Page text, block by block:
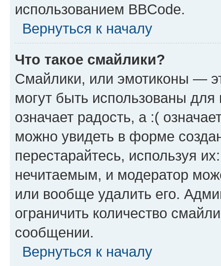
использованием BBCode.
Вернуться к началу
Что такое смайлики?
Смайлики, или эмотиконы —
могут быть использованы
означает радость, а :(
можно увидеть в форме
перестарайтесь, используя
нечитаемым, и модератор
или вообще удалить его.
ограничить количество
сообщении.
Вернуться к началу